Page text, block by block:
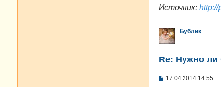
Источник: http://
Бублик
Re: Нужно ли
С17.04.2014 14:55